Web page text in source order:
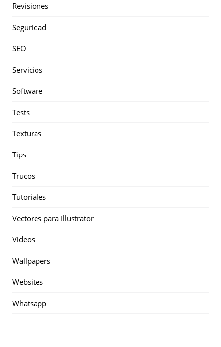
Revisiones
Seguridad
SEO
Servicios
Software
Tests
Texturas
Tips
Trucos
Tutoriales
Vectores para Illustrator
Videos
Wallpapers
Websites
Whatsapp